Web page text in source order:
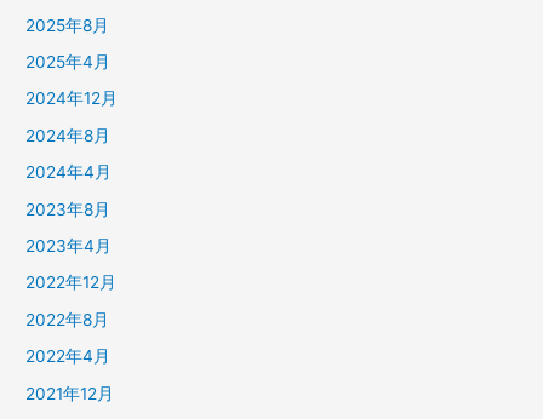
2025年8月
2025年4月
2024年12月
2024年8月
2024年4月
2023年8月
2023年4月
2022年12月
2022年8月
2022年4月
2021年12月